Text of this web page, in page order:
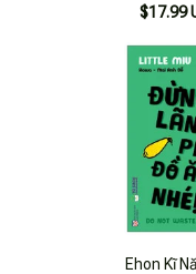
$17.99
Ehon Kĩ